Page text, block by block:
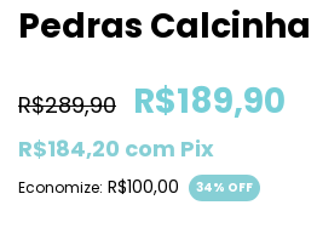
Pedras
R$289,90 R$189,90
R$184,20 com Pix
Economize: R$100,00 34% OFF